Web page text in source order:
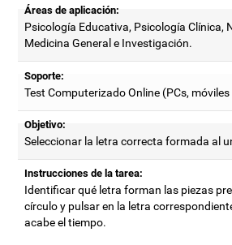
Áreas de aplicación:
Psicología Educativa, Psicología Clínica,
Medicina General e Investigación.
Soporte:
Test Computerizado Online (PCs,
Objetivo:
Seleccionar la letra correcta formada al
Instrucciones de la tarea:
Identificar qué letra forman las piezas
círculo y pulsar en la letra
acabe el tiempo.